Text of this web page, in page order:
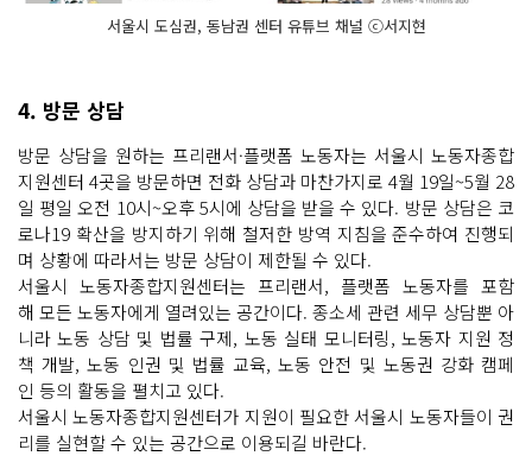
서울시 도심권, 동남권 센터 유튜브 채널 ⓒ서지현
4. 방문 상담
방문 상담을 원하는 프리랜서·플랫폼 노동자는 서울시 노동자종합
지원센터 4곳을 방문하면 전화 상담과 마찬가지로 4월 19일~5월 28
일 평일 오전 10시~오후 5시에 상담을 받을 수 있다. 방문 상담은 코
로나19 확산을 방지하기 위해 철저한 방역 지침을 준수하여 진행되
며 상황에 따라서는 방문 상담이 제한될 수 있다.
서울시 노동자종합지원센터는 프리랜서, 플랫폼 노동자를 포함
해 모든 노동자에게 열려있는 공간이다. 종소세 관련 세무 상담뿐 아
니라 노동 상담 및 법률 구제, 노동 실태 모니터링, 노동자 지원 정
책 개발, 노동 인권 및 법률 교육, 노동 안전 및 노동권 강화 캠페
인 등의 활동을 펼치고 있다.
서울시 노동자종합지원센터가 지원이 필요한 서울시 노동자들이 권
리를 실현할 수 있는 공간으로 이용되길 바란다.